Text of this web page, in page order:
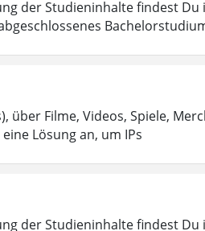
der Studieninhalte findest Du
über Filme, Videos, Spiele,
Lösung an, um IPs
der Studieninhalte findest Du